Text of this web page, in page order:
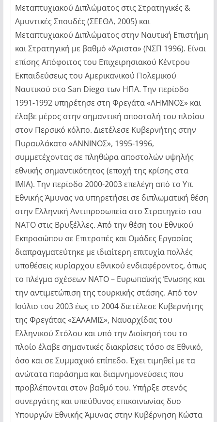
Μεταπτυχιακού Διπλώματος στις Στρατηγικές &
Αμυντικές Σπουδές (ΣΕΕΘΑ, 2005) και
Μεταπτυχιακού Διπλώματος στην Ναυτική Επιστήμη
και Στρατηγική με βαθμό «Άριστα» (ΝΣΠ 1996). Είναι
επίσης Απόφοιτος του Επιχειρησιακού Κέντρου
Εκπαιδεύσεως του Αμερικανικού Πολεμικού
Ναυτικού στο San Diego των ΗΠΑ. Την περίοδο
1991-1992 υπηρέτησε στη Φρεγάτα «ΛΗΜΝΟΣ» και
έλαβε μέρος στην σημαντική αποστολή του πλοίου
στον Περσικό κόλπο. Διετέλεσε Κυβερνήτης στην
Πυραυλάκατο «ΑΝΝΙΝΟΣ», 1995-1996,
συμμετέχοντας σε πληθώρα αποστολών υψηλής
εθνικής σημαντικότητος (εποχή της κρίσης στα
ΙΜΙΑ). Την περίοδο 2000-2003 επελέγη από το Υπ.
Εθνικής Άμυνας να υπηρετήσει σε διπλωματική θέση
στην Ελληνική Αντιπροσωπεία στο Στρατηγείο του
ΝΑΤΟ στις Βρυξέλλες. Από την θέση του Εθνικού
Εκπροσώπου σε Επιτροπές και Ομάδες Εργασίας
διαπραγματεύτηκε με ιδιαίτερη επιτυχία πολλές
υποθέσεις κυρίαρχου εθνικού ενδιαφέροντος, όπως
το πλέγμα σχέσεων ΝΑΤΟ – Ευρωπαϊκής Ένωσης και
την αντιμετώπιση της τουρκικής στάσης. Από τον
Ιούλιο του 2003 έως το 2004 διετέλεσε Κυβερνήτης
της Φρεγάτας «ΣΑΛΑΜΙΣ», Ναυαρχίδας του
Ελληνικού Στόλου και υπό την Διοίκησή του το
πλοίο έλαβε σημαντικές διακρίσεις τόσο σε Εθνικό,
όσο και σε Συμμαχικό επίπεδο. Έχει τιμηθεί με τα
ανώτατα παράσημα και διαμνημονεύσεις που
προβλέπονται στον βαθμό του. Υπήρξε στενός
συνεργάτης και υπεύθυνος επικοινωνίας δυο
Υπουργών Εθνικής Άμυνας στην Κυβέρνηση Κώστα